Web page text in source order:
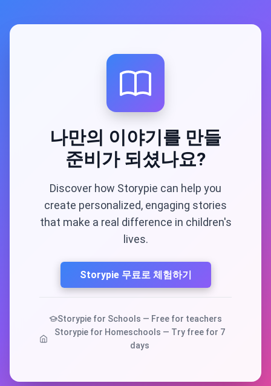
나만의 이야기를 만들
준비가 되셨나요?
Discover how Storypie can help you
create personalized, engaging stories
that make a real difference in children's
lives.
Storypie 무료로 체험하기
Storypie for Schools — Free for teachers
Storypie for Homeschools — Try free for 7
days